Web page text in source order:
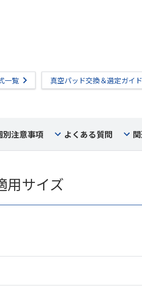
一覧
真空パッド交換＆選定ガイド
別注意事項 よくある質問
用サイズ